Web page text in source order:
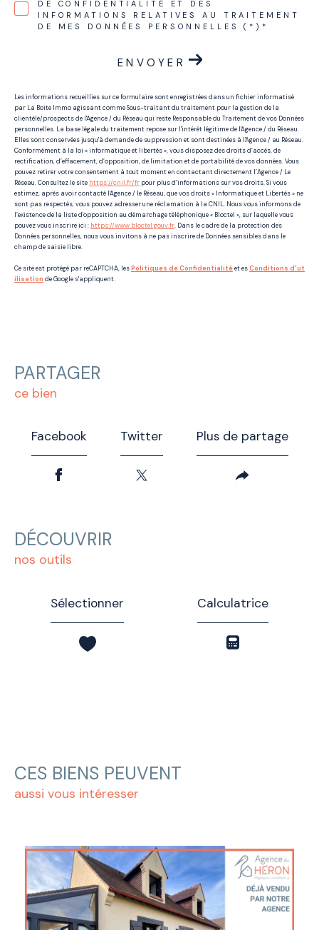
DE CONFIDENTIALITÉ ET DES
INFORMATIONS RELATIVES AU TRAITEMENT
DE MES DONNÉES PERSONNELLES (*)*
ENVOYER
Les informations recueillies sur ce formulaire sont enregistrées dans un fichier informatisé
par La Boite Immo agissant comme Sous-traitant du traitement pour la gestion de la
clientèle/prospects de l'Agence / du Réseau qui reste Responsable du Traitement de vos Données
personnelles. La base légale du traitement repose sur l'intérêt légitime de l'Agence / du Réseau.
Elles sont conservées jusqu'à demande de suppression et sont destinées à l'Agence / au Réseau.
Conformément à la loi « informatique et libertés », vous disposez des droits d’accès, de
rectification, d’effacement, d’opposition, de limitation et de portabilité de vos données. Vous
pouvez retirer votre consentement à tout moment en contactant directement l’Agence / Le
Réseau. Consultez le site https://cnil.fr/fr pour plus d’informations sur vos droits. Si vous
estimez, après avoir contacté l'Agence / le Réseau, que vos droits « Informatique et Libertés » ne
sont pas respectés, vous pouvez adresser une réclamation à la CNIL. Nous vous informons de
l’existence de la liste d'opposition au démarchage téléphonique « Bloctel », sur laquelle vous
pouvez vous inscrire ici : https://www.bloctel.gouv.fr. Dans le cadre de la protection des
Données personnelles, nous vous invitons à ne pas inscrire de Données sensibles dans le
champ de saisie libre.
Ce site est protégé par reCAPTCHA, lesPolitiques de Confidentialitéet esConditions d'ut
ilisation de Google s'appliquent.
PARTAGER
ce bien
Facebook Twitter Plus de partage
DÉCOUVRIR
nos outils
Sélectionner Calculatrice
CES BIENS PEUVENT
aussi vous intéresser